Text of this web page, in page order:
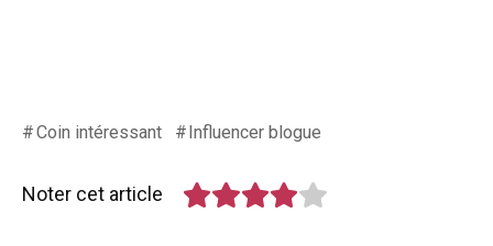
Coin intéressant Influencer blogue
Noter cet article